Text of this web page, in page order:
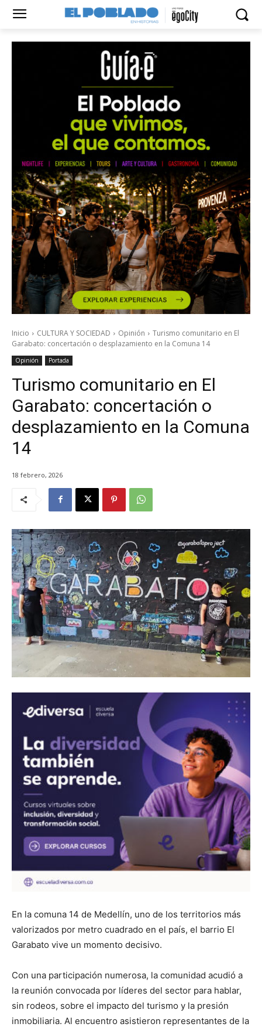
Inicio CULTURA Y SOCIEDAD Opinión
Turismo comunitario en El
Garabato: concertación o desplazamiento en la Comuna 14
Opinión Portada
Turismo comunitario en El
Garabato: concertación o
desplazamiento en la Comuna
14
18 febrero, 2026
En la comuna 14 de Medellín, uno de los territorios más
valorizados por metro cuadrado en el país, el barrio El
Garabato vive un momento decisivo.
Con una participación numerosa, la comunidad acudió a
la reunión convocada por líderes del sector para hablar,
sin rodeos, sobre el impacto del turismo y la presión
inmobiliaria. Al encuentro asistieron representantes de la